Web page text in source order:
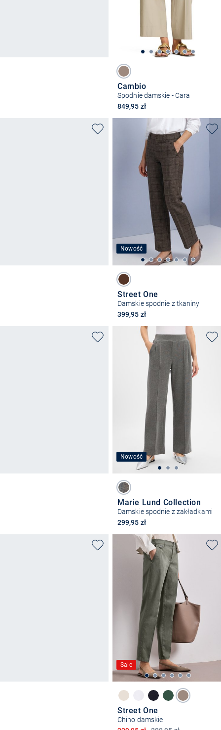
Cambio
Spodnie damskie - Cara
849,95 zł
Nowość
Street One
Damskie spodnie z tkaniny
399,95 zł
Nowość
Marie Lund Collection
Damskie spodnie z zakładkami
299,95 zł
Sale
Street One
Chino damskie